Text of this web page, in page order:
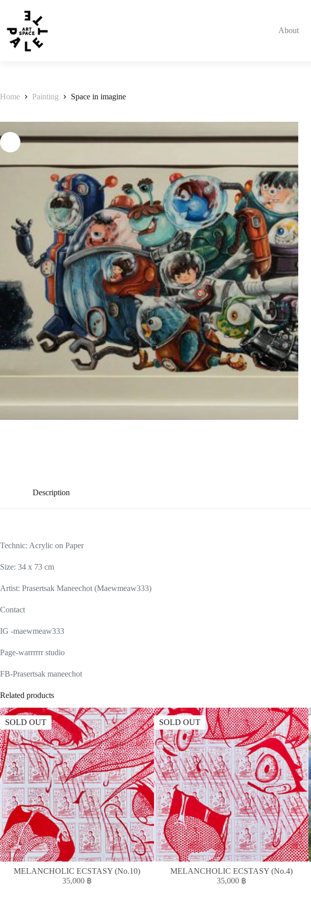
About
Home Painting Space in imagine
Description
Technic: Acrylic on Paper
Size: 34 x 73 cm
Artist: Prasertsak Maneechot (Maewmeaw333)
Contact
IG -maewmeaw333​
Page-warrrrrr​ studio​
FB-Prasertsak​ maneechot​
Related products
SOLD OUT
MELANCHOLIC ECSTASY (No.10)
35,000 ฿
SOLD OUT
MELANCHOLIC ECSTASY (No.4)
35,000 ฿